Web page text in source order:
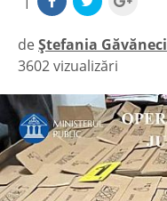
deȘtefania Găvăneci
|
3602 vizualizări